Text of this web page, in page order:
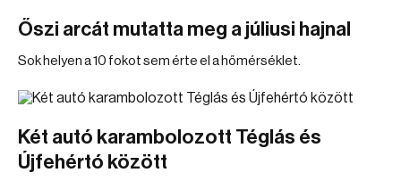
Őszi arcát mutatta meg a júliusi hajnal
Sok helyen a 10 fokot sem érte el a hőmérséklet.
Két autó karambolozott Téglás és
Újfehértó között